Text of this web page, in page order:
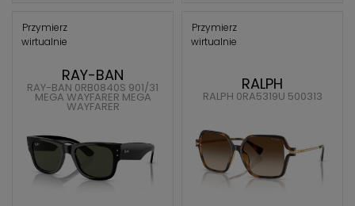
Przymierz
wirtualnie
RAY-BAN
RAY-BAN 0RB0840S 901/31
MEGA WAYFARER MEGA
WAYFARER
Przymierz
wirtualnie
RALPH
RALPH 0RA5319U 500313